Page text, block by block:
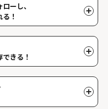
ーし、
！
イページで好きな人物の関連
な人物一覧はマイページで確
きる！
し、マイページでいつでも閲